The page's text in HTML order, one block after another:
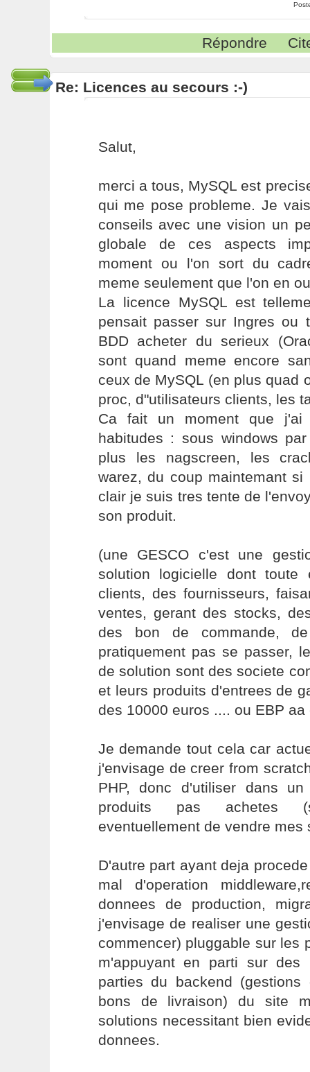
Répondre
Re: Licences au secours :-)
Salut,
merci a tous, MySQL est
qui me pose probleme. Je
conseils avec une vision un
globale de ces aspects
moment ou l'on sort du
meme seulement que l'on en
La licence MySQL est
pensait passer sur Ingres ou
BDD acheter du serieux
sont quand meme encore
ceux de MySQL (en plus quad
proc, d"utilisateurs clients, les
Ca fait un moment que j'ai
habitudes : sous windows
plus les nagscreen, les
warez, du coup maintemant
clair je suis tres tente de
son produit.
(une GESCO c'est une
solution logicielle dont toute
clients, des fournisseurs,
ventes, gerant des stocks,
des bon de commande,
pratiquement pas se passer,
de solution sont des societe
et leurs produits d'entrees de
des 10000 euros .... ou EBP
Je demande tout cela car
j'envisage de creer from
PHP, donc d'utiliser dans
produits pas achetes
eventuellement de vendre mes
D'autre part ayant deja
mal d'operation
donnees de production,
j'envisage de realiser une
commencer) pluggable sur les
m'appuyant en parti sur des
parties du backend (gestions
bons de livraison) du site
solutions necessitant bien
donnees.